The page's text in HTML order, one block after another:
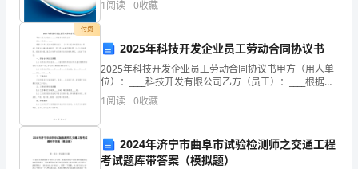
汗、
4
创新、企业风险、企业活力四个维度对企业发展情况进
1阅读 0收藏
付费
2025年科技开发企业员工劳动合同协议书
2025年科技开发企业员工劳动合同协议书甲方（用人单
位）：____科技开发有限公司乙方（员工）：____根据
《中华人民共和国劳动法》、《中华人民共和国劳动合
同法》及有关法律法规的规定，甲乙双方本着平等
1阅读 0收藏
2024年济宁市曲阜市试验检测师之交通工程
考试题库带答案（模拟题）